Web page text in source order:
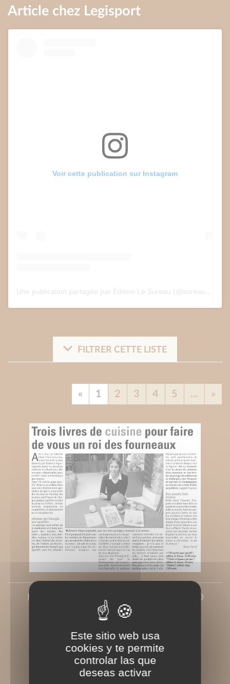
Article chez Legisport
Voir cette publication sur Instagram
Une publication partagée par Edition Le Sureau (@sureau.edition)
FILTRER CETTE LISTE
« 1 2 3 4 5 ... »
Nouvelles de Versailles du 13 octobre 2010
Rédigé le Wednesday 13 October 2010
Este sitio web usa
cookies y te permite
controlar las que
deseas activar